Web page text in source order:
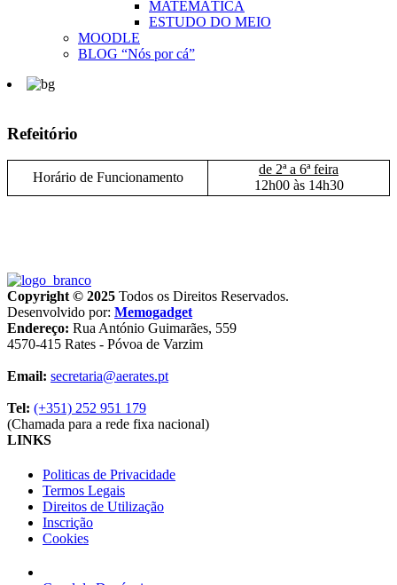
MATEMÁTICA
ESTUDO DO MEIO
MOODLE
BLOG “Nós por cá”
Refeitório
Horáriode Funcionamento
de 2ª a 6ª feira
12h00 às 14h30
Copyright © 2025 Todos os Direitos Reservados.
Desenvolvido por: Memogadget
Endereço: Rua António Guimarães, 559
4570-415 Rates - Póvoa de Varzim
Email: secretaria@aerates.pt
Tel: (+351) 252 951 179
(Chamada para a rede fixa nacional)
LINKS
Politicas de Privacidade
Termos Legais
Direitos de Utilização
Inscrição
Cookies